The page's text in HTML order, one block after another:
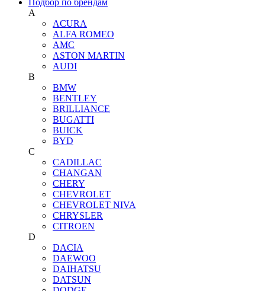
A
ACURA
ALFA ROMEO
AMC
ASTON MARTIN
AUDI
B
BMW
BENTLEY
BRILLIANCE
BUGATTI
BUICK
BYD
C
CADILLAC
CHANGAN
CHERY
CHEVROLET
CHEVROLET NIVA
CHRYSLER
CITROEN
D
DACIA
DAEWOO
DAIHATSU
DATSUN